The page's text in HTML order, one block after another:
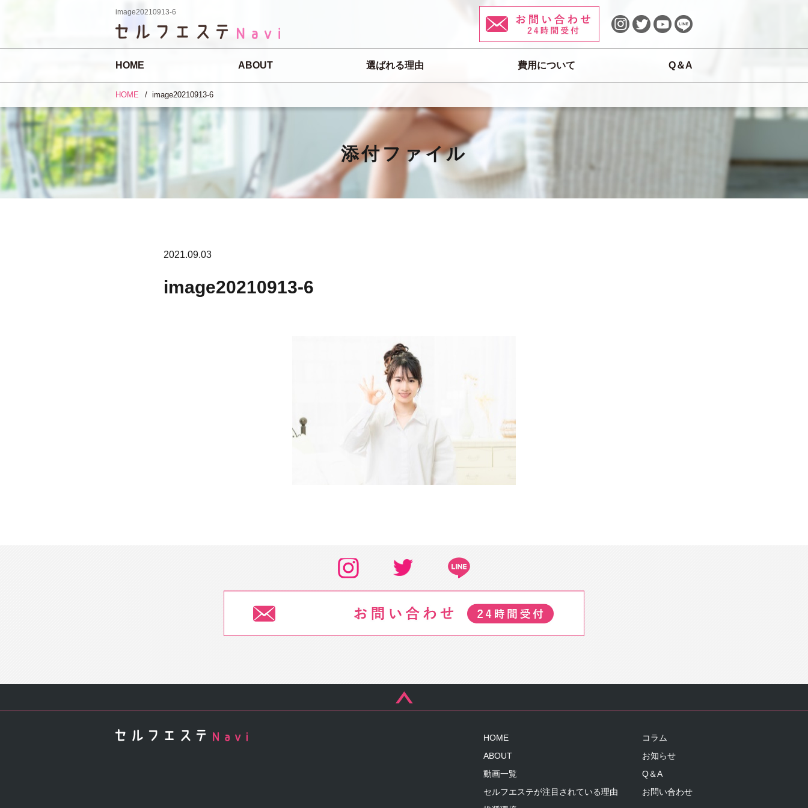
image20210913-6
HOME ABOUT 選ばれる理由 費用について Q＆A
HOME image20210913-6
添付ファイル
2021.09.03
image20210913-6
HOME
ABOUT
動画一覧
セルフエステが注目されている理由
コラム
お知らせ
Q＆A
お問い合わせ